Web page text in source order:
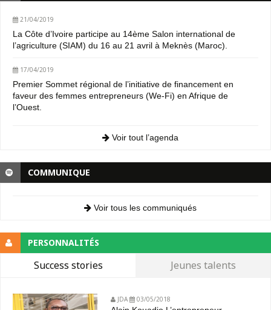
21/04/2019
La Côte d’Ivoire participe au 14ème Salon international de
l’agriculture (SIAM) du 16 au 21 avril à Meknès (Maroc).
17/04/2019
Premier Sommet régional de l’initiative de financement en
faveur des femmes entrepreneurs (We-Fi) en Afrique de
l’Ouest.
Voir tout l’agenda
COMMUNIQUE
Voir tous les communiqués
PERSONNALITÉS
Success stories Jeunes talents
JDA 03/05/2018